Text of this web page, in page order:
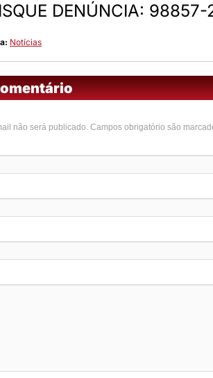
DENÚNCIA:
Notícias
não será publicado. Campos obrigatório são